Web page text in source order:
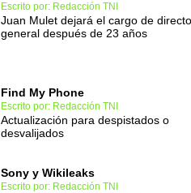
Escrito por: Redacción TNI
Juan Mulet dejará el cargo de
general después de 23 años
Find My Phone
Escrito por: Redacción TNI
Actualización para despistados o
desvalijados
Sony y Wikileaks
Escrito por: Redacción TNI